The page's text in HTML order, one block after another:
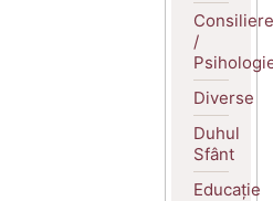
Consiliere
/
Diverse
Duhul
Sfânt
Educație